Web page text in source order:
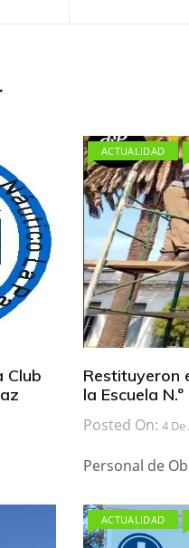
Club
ACTUALIDAD
Restituyeron
la Escuela
Posted On: 4 De
Personal de
ACTUALIDAD